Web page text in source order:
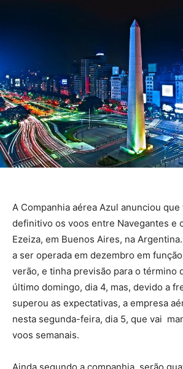
A Companhia aérea Azul anunciou que
definitivo os voos entre Navegantes e
Ezeiza, em Buenos Aires, na
a ser operada em dezembro em
verão, e tinha previsão para o término
último domingo, dia 4, mas, devido a
superou as expectativas, a empresa
nesta segunda-feira, dia 5, que vai
voos semanais.